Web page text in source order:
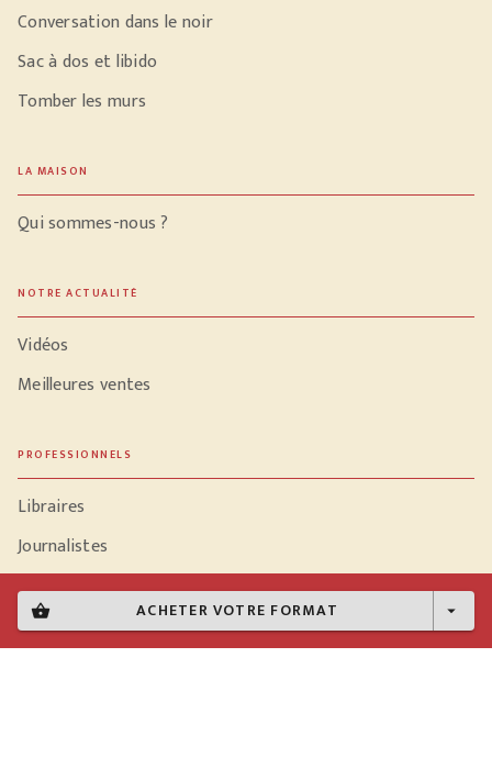
shopping_basket ACHETER VOTRE FORMAT arrow_drop_down
Conversation dans le noir
Sac à dos et libido
Tomber les murs
LA MAISON
Qui sommes-nous ?
NOTRE ACTUALITÉ
Vidéos
Meilleures ventes
PROFESSIONNELS
Libraires
Journalistes